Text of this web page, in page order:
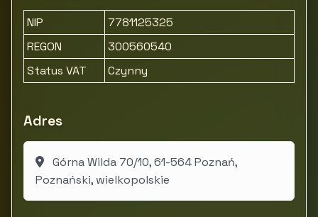
NIP
7781125325
REGON
300560540
Status VAT
Czynny
Adres
Górna Wilda 70/10, 61-564 Poznań,
Poznański, wielkopolskie